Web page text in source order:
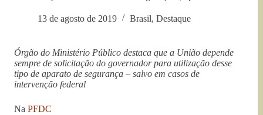
13 de agosto de 2019 Brasil, Destaque
Órgão do Ministério Público destaca que a União depende
sempre de solicitação do governador para utilização desse
tipo de aparato de segurança – salvo em casos de
intervenção federal
Na PFDC